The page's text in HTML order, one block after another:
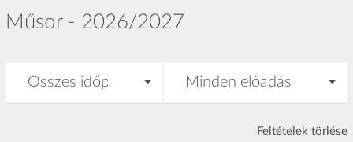
Műsor - 2026/2027
Feltételek törlése